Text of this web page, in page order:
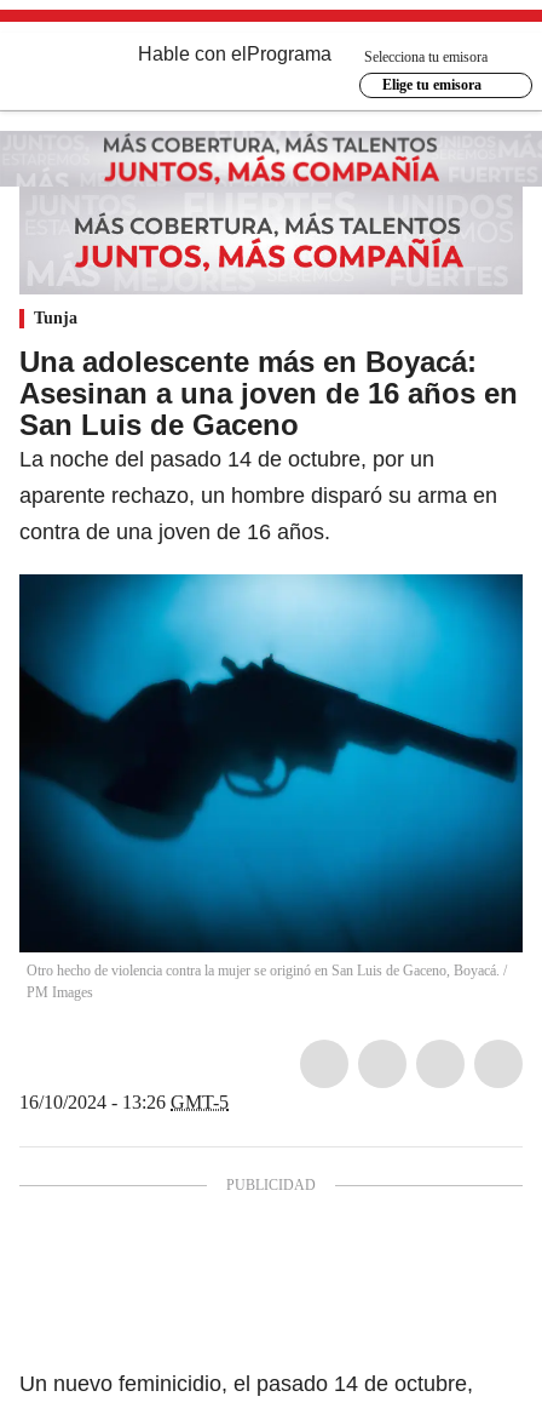
Hable con el Programa
Selecciona tu emisora
Elige tu emisora
Tunja
Una adolescente más en Boyacá:
Asesinan a una joven de 16 años en
San Luis de Gaceno
La noche del pasado 14 de octubre, por un
aparente rechazo, un hombre disparó su arma en
contra de una joven de 16 años.
Otro hecho de violencia contra la mujer se originó en San Luis de Gaceno, Boyacá. /
PM Images
16/10/2024 - 13:26 GMT-5
Un nuevo feminicidio, el pasado 14 de octubre,